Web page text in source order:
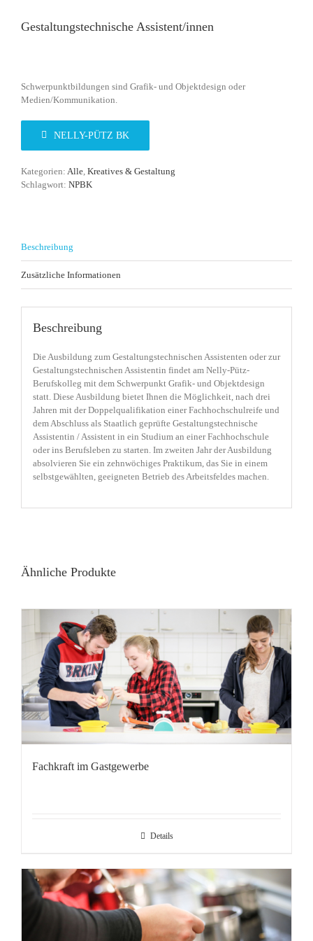
Gestaltungstechnische Assistent/innen
Schwerpunktbildungen sind Grafik- und Objektdesign oder
Medien/Kommunikation.
NELLY-PÜTZ BK
Kategorien: Alle Kreatives & Gestaltung
Schlagwort: NPBK
Beschreibung
Zusätzliche Informationen
Beschreibung
Die Ausbildung zum Gestaltungstechnischen Assistenten oder zur
Gestaltungstechnischen Assistentin findet am Nelly-Pütz-
Berufskolleg mit dem Schwerpunkt Grafik- und Objektdesign
statt. Diese Ausbildung bietet Ihnen die Möglichkeit, nach drei
Jahren mit der Doppelqualifikation einer Fachhochschulreife und
dem Abschluss als Staatlich geprüfte Gestaltungstechnische
Assistentin / Assistent in ein Studium an einer Fachhochschule
oder ins Berufsleben zu starten. Im zweiten Jahr der Ausbildung
absolvieren Sie ein zehnwöchiges Praktikum, das Sie in einem
selbstgewählten, geeigneten Betrieb des Arbeitsfeldes machen.
Ähnliche Produkte
Fachkraft im Gastgewerbe
Details